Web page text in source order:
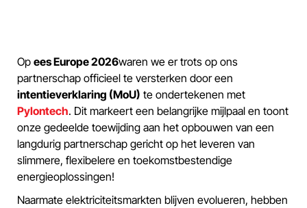
Op ees Europe 2026waren we er trots op ons
partnerschap officieel te versterken door een
intentieverklaring (MoU) te ondertekenen met
Pylontech. Dit markeert een belangrijke mijlpaal en toont
onze gedeelde toewijding aan het opbouwen van een
langdurig partnerschap gericht op het leveren van
slimmere, flexibelere en toekomstbestendige
energieoplossingen!
Naarmate elektriciteitsmarkten blijven evolueren, hebben